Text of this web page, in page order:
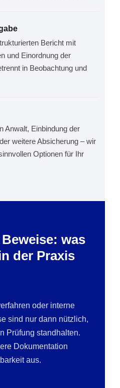
Bericht mit
und Einordnung der
in Beobachtung und
Anwalt, Einbindung der
weitere Absicherung – wir
Optionen für Ihr
was
der Praxis
oder interne
sind nur dann nützlich,
Prüfung standhalten.
Dokumentation
aus.